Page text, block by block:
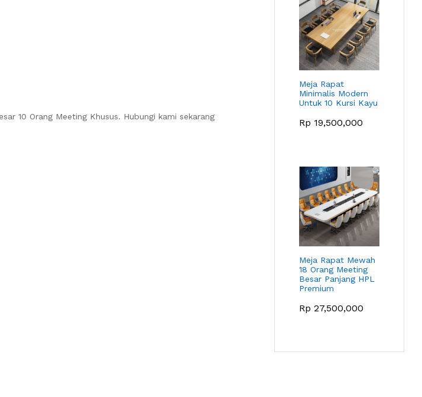
10 Orang Meeting Khusus. Hubungi kami sekarang
Meja Rapat
Minimalis Modern
Untuk 10 Kursi Kayu
Rp 19,500,000
Meja Rapat Mewah
18 Orang Meeting
Besar Panjang HPL
Premium
Rp 27,500,000